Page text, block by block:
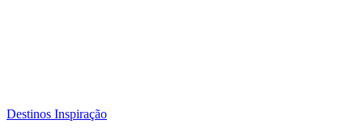
Destinos Inspiração